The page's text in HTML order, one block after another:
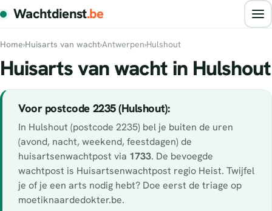
Wachtdienst.be
Home›Huisarts van wacht›Antwerpen›Hulshout
Huisarts van wacht in Hulshout
Voor postcode 2235 (Hulshout):
In Hulshout (postcode 2235) bel je buiten de uren
(avond, nacht, weekend, feestdagen) de
huisartsenwachtpost via 1733. De bevoegde
wachtpost is Huisartsenwachtpost regio Heist. Twijfel
je of je een arts nodig hebt? Doe eerst de triage op
moetiknaardedokter.be.